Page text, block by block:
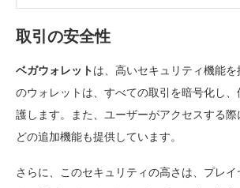
取引の安全性
ベガウォレット は、高いセキュリティ機能を
のウォレットは、すべての取引を暗号化し
護します。また、ユーザーがアクセスする
どの追加機能も提供しています。
さらに、このセキュリティの高さは、プレ